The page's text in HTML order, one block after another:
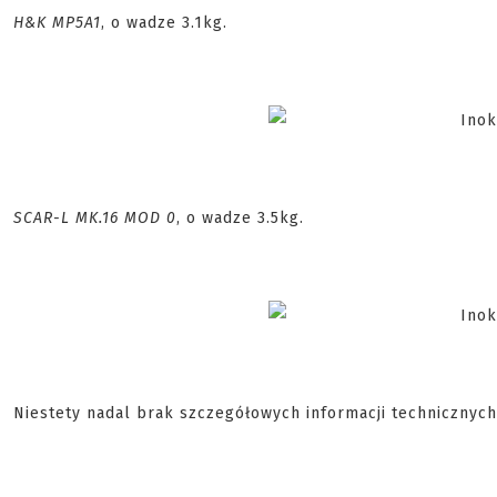
H&K MP5A1, o wadze 3.1kg.
SCAR-L MK.16 MOD 0, o wadze 3.5kg.
Niestety nadal brak szczegółowych informacji